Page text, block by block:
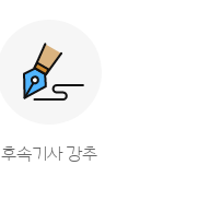
후속기사 강추